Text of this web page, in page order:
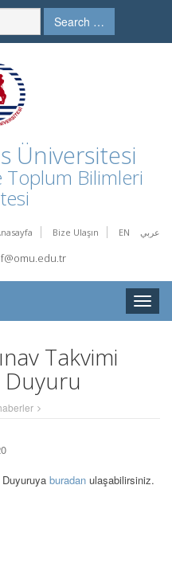
Search …
Üniversitesi
Toplum Bilimleri
Bize Ulaşın EN عربي
Toggle
Takvimi
Duyuru
buradan ulaşabilirsiniz.